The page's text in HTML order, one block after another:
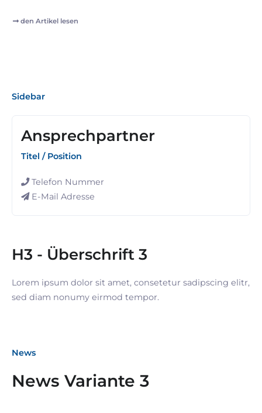
den Artikel lesen
Sidebar
Ansprechpartner
Titel / Position
Telefon Nummer
E-Mail Adresse
H3 - Überschrift 3
Lorem ipsum dolor sit amet, consetetur sadipscing elitr,
sed diam nonumy eirmod tempor.
News
News Variante 3
06. Dezember 2023